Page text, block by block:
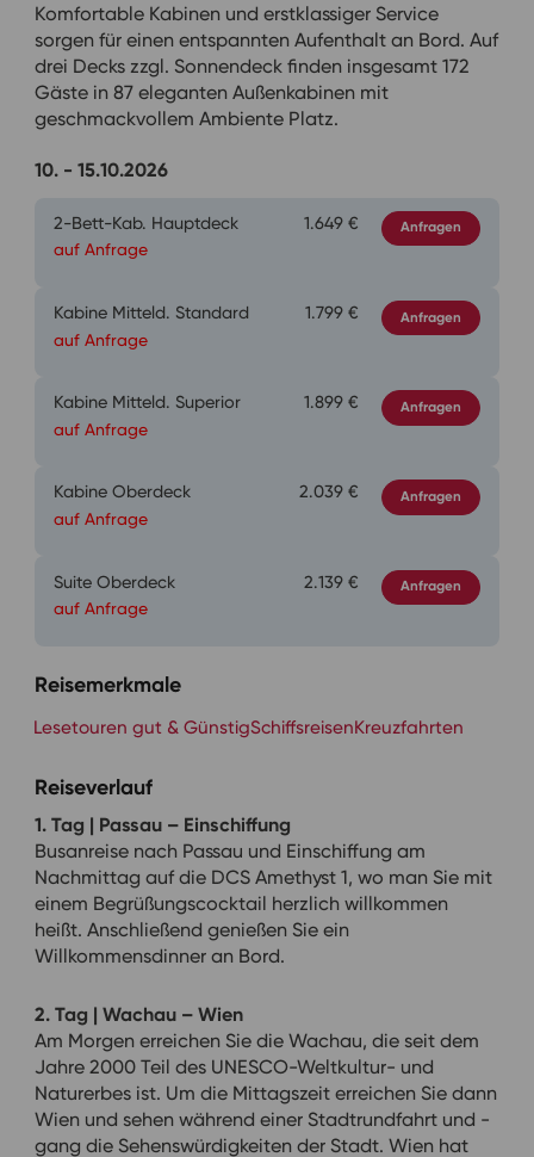
Komfortable Kabinen und erstklassiger Service
sorgen für einen entspannten Aufenthalt an Bord. Auf
drei Decks zzgl. Sonnendeck finden insgesamt 172
Gäste in 87 eleganten Außenkabinen mit
geschmackvollem Ambiente Platz.
10. - 15.10.2026
2-Bett-Kab. Hauptdeck
auf Anfrage
1.649 € Anfragen
Kabine Mitteld. Standard
auf Anfrage
1.799 € Anfragen
Kabine Mitteld. Superior
auf Anfrage
1.899 € Anfragen
Kabine Oberdeck
auf Anfrage
2.039 € Anfragen
Suite Oberdeck
auf Anfrage
2.139 € Anfragen
Reisemerkmale
Lesetouren gut & GünstigSchiffsreisenKreuzfahrten
Reiseverlauf
1. Tag | Passau – Einschiffung
Busanreise nach Passau und Einschiffung am
Nachmittag auf die DCS Amethyst 1, wo man Sie mit
einem Begrüßungscocktail herzlich willkommen
heißt. Anschließend genießen Sie ein
Willkommensdinner an Bord.
2. Tag | Wachau – Wien
Am Morgen erreichen Sie die Wachau, die seit dem
Jahre 2000 Teil des UNESCO-Weltkultur- und
Naturerbes ist. Um die Mittagszeit erreichen Sie dann
Wien und sehen während einer Stadtrundfahrt und -
gang die Sehenswürdigkeiten der Stadt. Wien hat